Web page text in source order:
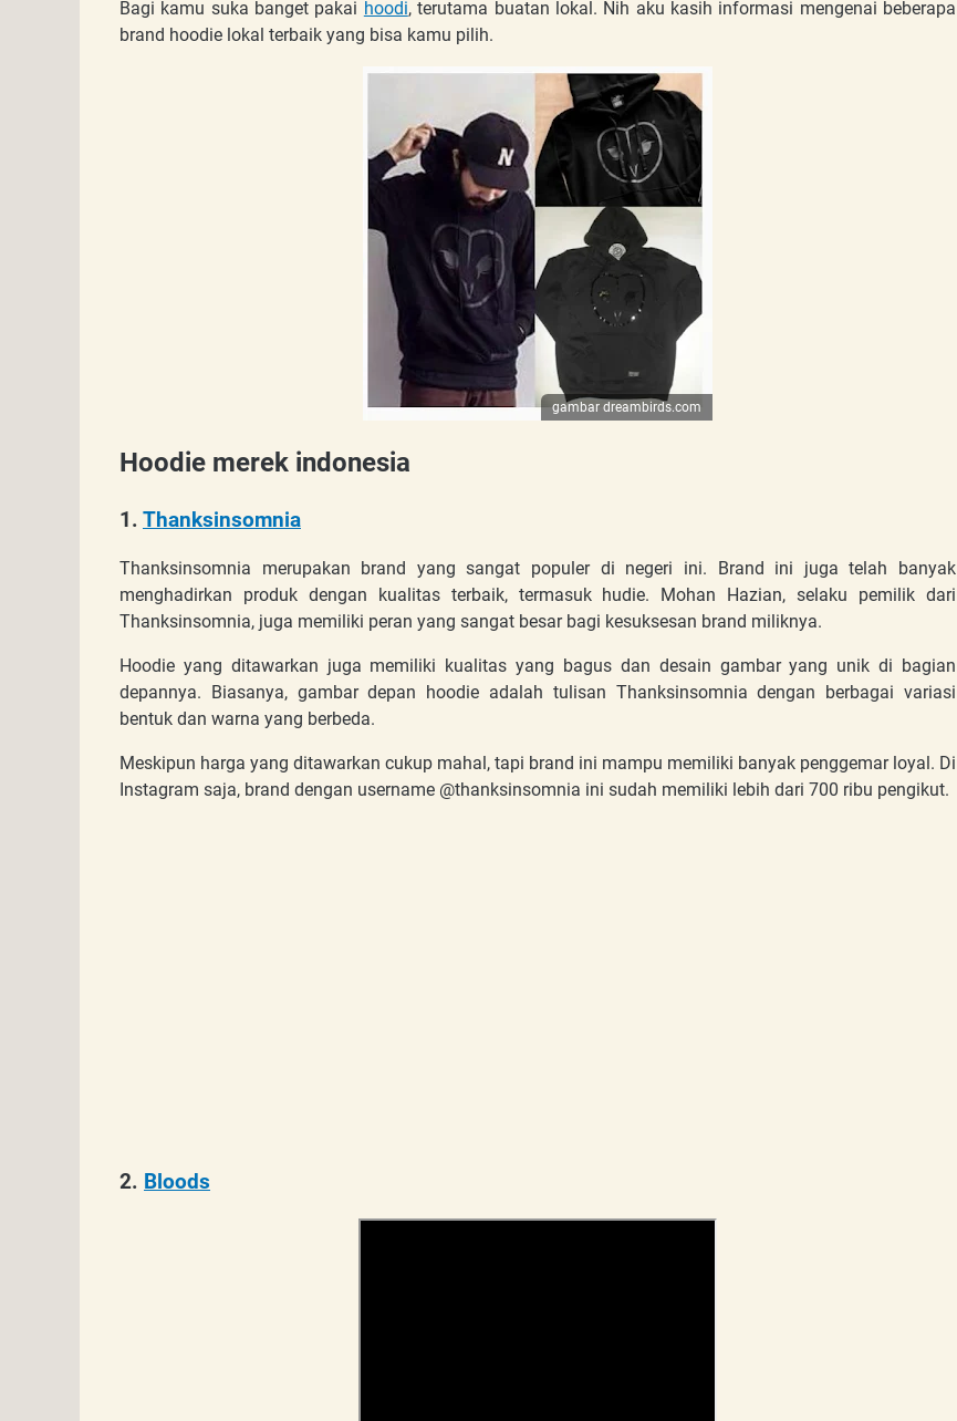
Bagi kamu suka banget pakai hoodi, terutama buatan lokal. Nih aku kasih informasi mengenai beberapa
brand hoodie lokal terbaik yang bisa kamu pilih.
gambar dreambirds.com
Hoodie merek indonesia
1. Thanksinsomnia
Thanksinsomnia merupakan brand yang sangat populer di negeri ini. Brand ini juga telah banyak
menghadirkan produk dengan kualitas terbaik, termasuk hudie. Mohan Hazian, selaku pemilik dari
Thanksinsomnia, juga memiliki peran yang sangat besar bagi kesuksesan brand miliknya.
Hoodie yang ditawarkan juga memiliki kualitas yang bagus dan desain gambar yang unik di bagian
depannya. Biasanya, gambar depan hoodie adalah tulisan Thanksinsomnia dengan berbagai variasi
bentuk dan warna yang berbeda.
Meskipun harga yang ditawarkan cukup mahal, tapi brand ini mampu memiliki banyak penggemar loyal. Di
Instagram saja, brand dengan username @thanksinsomnia ini sudah memiliki lebih dari 700 ribu pengikut.
2. Bloods